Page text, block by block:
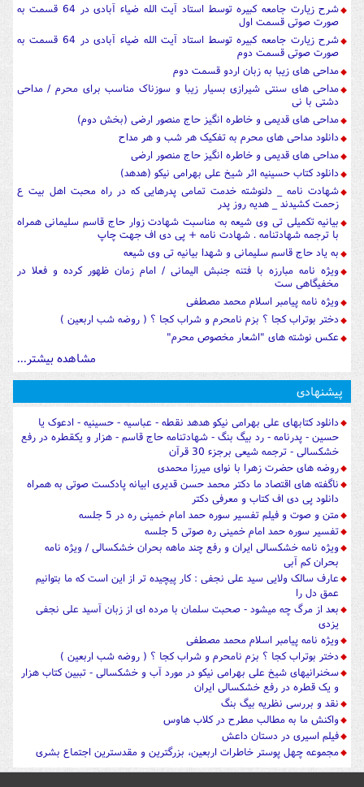
شرح زیارت جامعه کبیره توسط استاد آیت الله ضیاء آبادی در 64 قسمت به
صورت صوتی قسمت اول
شرح زیارت جامعه کبیره توسط استاد آیت الله ضیاء آبادی در 64 قسمت به
صورت صوتی قسمت دوم
مداحی های زیبا به زبان اردو قسمت دوم
مداحی های سنتی شیرازی بسیار زیبا و سوزناک مناسب برای محرم / مداحی
دشتی با نی
مداحی های قدیمی و خاطره انگیز حاج منصور ارضی (بخش دوم)
دانلود مداحی های محرم به تفکیک هر شب و هر مداح
مداحی های قدیمی و خاطره انگیز حاج منصور ارضی
دانلود کتاب حسینیه اثر شیخ علی بهرامی نیکو (هدهد)
شهادت نامه _ دلنوشته خدمت تمامی پدرهایی که در راه محبت اهل بیت ع
زحمت کشیدند _ هدیه روز پدر
بیانیه تکمیلی تی وی شیعه به مناسبت شهادت زوار حاج قاسم سلیمانی همراه
با ترجمه شهادتنامه . شهادت نامه + پی دی اف جهت چاپ
به یاد حاج قاسم سلیمانی و شهدا بیانیه تی وی شیعه
ویژه نامه مبارزه با فتنه جنبش الیمانی / امام زمان ظهور کرده و فعلا در
مخفیگاهی ست
ویژه نامه پیامبر اسلام محمد مصطفی
دختر بوتراب کجا ؟ بزم نامحرم و شراب کجا ؟ ( روضه شب اربعین )
عکس نوشته های "اشعار مخصوص محرم"
مشاهده بیشتر...
پیشنهادی
دانلود کتابهای علی بهرامی نیکو هدهد نقطه - عباسیه - حسینیه - ادعوک یا
حسین - پدرنامه - رد بیگ بنگ - شهادتنامه حاج قاسم - هزار و یکقطره در رفع
خشکسالی - ترجمه شیعی برجزء 30 قرآن
روضه های حضرت زهرا با نوای میرزا محمدی
ناگفته های اقتصاد ما دکتر محمد حسن قدیری ابیانه پادکست صوتی به همراه
دانلود پی دی اف کتاب و معرفی دکتر
متن و صوت و فیلم تفسیر سوره حمد امام خمینی ره در 5 جلسه
تفسیر سوره حمد امام خمینی ره صوتی 5 جلسه
ویژه نامه خشکسالی ایران و رفع چند ماهه بحران خشکسالی / ویژه نامه
بحران کم آبی
عارف سالک ولایی سید علی نجفی : کار پیچیده تر از این است که ما بتوانیم
عمق دل را
بعد از مرگ چه میشود - صحبت سلمان با مرده ای از زبان آسید علی نجفی
یزدی
ویژه نامه پیامبر اسلام محمد مصطفی
دختر بوتراب کجا ؟ بزم نامحرم و شراب کجا ؟ ( روضه شب اربعین )
سخنرانیهای شیخ علی بهرامی نیکو در مورد آب و خشکسالی - تببین کتاب هزار
و یک قطره در رفع خشکسالی ایران
نقد و بررسی نظریه بیگ بنگ
واکنش ما به مطالب مطرح در کلاب هاوس
فیلم اسیری در دستان داعش
مجموعه چهل پوستر خاطرات اربعین، بزرگترین و مقدسترین اجتماع بشری